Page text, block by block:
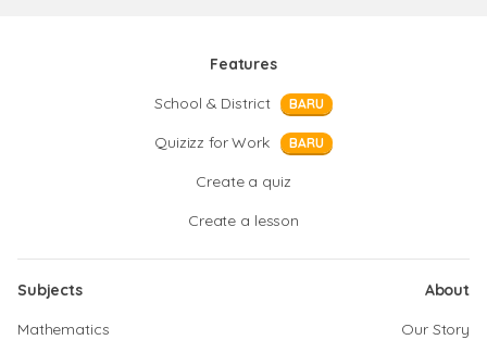
Features
School & District
BARU
Quizizz for Work BARU
Create a quiz
Create a lesson
Subjects
Mathematics
About
Our Story